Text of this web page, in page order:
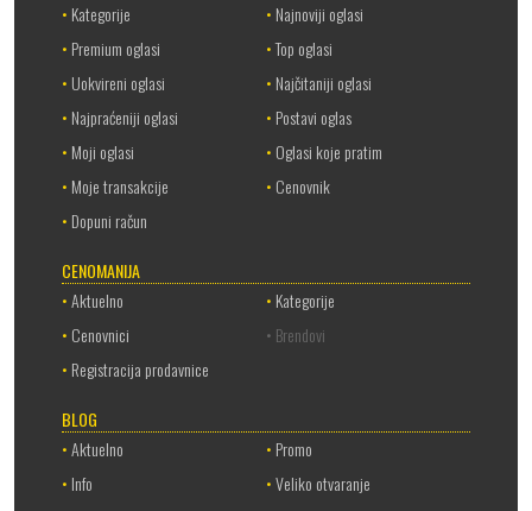
• Kategorije • Najnoviji oglasi
• Premium oglasi •Top oglasi
• Uokvireni oglasi • Najčitaniji oglasi
• Najpraćeniji oglasi • Postavi oglas
• Moji oglasi • Oglasi koje pratim
• Moje transakcije • Cenovnik
• Dopuni račun
CENOMANIJA
•Aktuelno • Kategorije
• Cenovnici
• Brendovi
• Registracija prodavnice
BLOG
•Aktuelno • Promo
• Info •Veliko otvaranje